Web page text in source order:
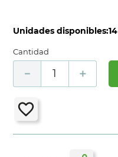
Unidades disponibles:14
Cantidad
＋
－